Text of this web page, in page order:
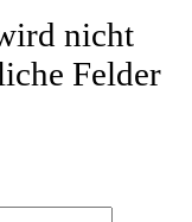
nicht
Felder